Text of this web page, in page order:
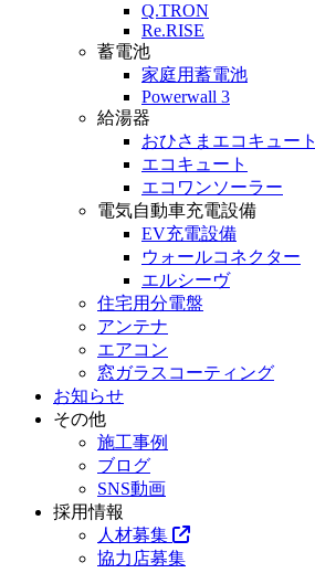
Q.TRON
Re.RISE
蓄電池
家庭用蓄電池
Powerwall 3
給湯器
おひさまエコキュート
エコキュート
エコワンソーラー
電気自動車充電設備
EV充電設備
ウォールコネクター
エルシーヴ
住宅用分電盤
アンテナ
エアコン
窓ガラスコーティング
お知らせ
その他
施工事例
ブログ
SNS動画
採用情報
人材募集
協力店募集